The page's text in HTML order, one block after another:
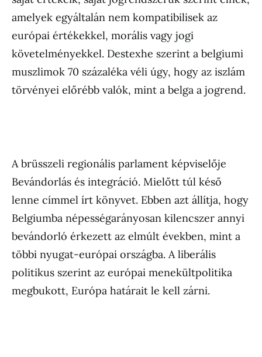
amelyek egyáltalán nem kompatibilisek az
európai értékekkel, morális vagy jogi
követelményekkel. Destexhe szerint a belgiumi
muszlimok 70 százaléka véli úgy, hogy az iszlám
törvényei előrébb valók, mint a belga a jogrend.
A brüsszeli regionális parlament képviselője
Bevándorlás és integráció. Mielőtt túl késő
lenne címmel írt könyvet. Ebben azt állítja, hogy
Belgiumba népességarányosan kilencszer annyi
bevándorló érkezett az elmúlt években, mint a
többi nyugat-európai országba. A liberális
politikus szerint az európai menekültpolitika
megbukott, Európa határait le kell zárni.